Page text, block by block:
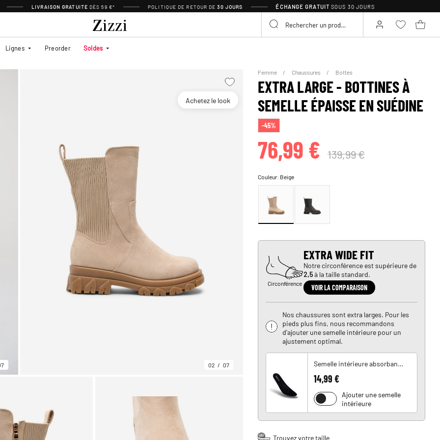
LIVRAISON GRATUITE DÈS 59 €* POLITIQUE DE RETOUR DE30 JOURS ÉCHANGE GRATUITSOUS 30 JOURS
Lignes Preorder Soldes
Achetez le look
02 07
Femme Chaussures Bottes
EXTRA LARGE - BOTTINES À
SEMELLE ÉPAISSE EN SUÉDINE
-45%
76,99 € 139,99 €
Couleur: Beige
Circonférence
EXTRA WIDE FIT
Notre circonférence est supérieure de
2,5à la taille standard.
VOIR LA COMPARAISON
Nos chaussures sont extra larges. Pour les
pieds plus fins, nous recommandons
d'ajouter une semelle intérieure pour un
ajustement optimal.
14,99 €
Ajouter une semelle
intérieure
Trouvez votre taille